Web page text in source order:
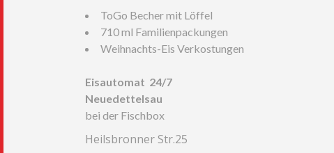
ToGo Becher mit Löffel
710 ml Familienpackungen
Weihnachts-Eis Verkostungen
Eisautomat 24/7
Neuedettelsau
bei der Fischbox
Heilsbronner Str.25